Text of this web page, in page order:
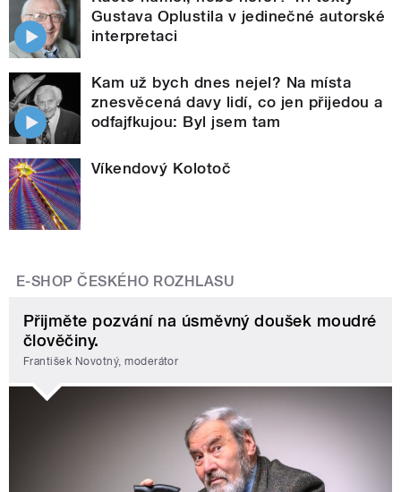
Gustava Oplustila v jedinečné autorské
interpretaci
Kam už bych dnes nejel? Na místa
znesvěcená davy lidí, co jen přijedou a
odfajfkujou: Byl jsem tam
Víkendový Kolotoč
E-SHOP ČESKÉHO ROZHLASU
Přijměte pozvání na úsměvný doušek moudré
člověčiny.
František Novotný, moderátor